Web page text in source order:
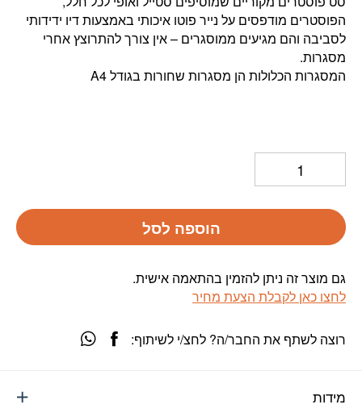
הפוסטרים מודפסים על נייר פוטו איכותי באמצעות דיו ידידותי
לסביבה והם מגיעים ממוסגרים – אין צורך להתרוצץ אחרי
מסגרות.
המסגרות הכלולות הן מסגרות שחורות בגודל A4
הוספה לסל
גם מוצר זה ניתן להזמין בהתאמה אישית.
לחצו כאן לקבלת הצעת מחיר
מידות
רוצה לשתף את החבר/ה? לחצ/י לשיתוף: